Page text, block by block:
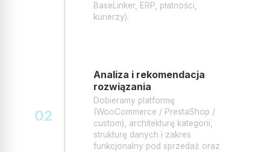
BaseLinker, ERP, płatności,
kurierzy).
02
Analiza i rekomendacja
rozwiązania
Dobieramy platformę
(WooCommerce / PrestaShop /
custom), architekturę kategorii,
strukturę danych i zakres
funkcjonalny pod sprzedaż oraz